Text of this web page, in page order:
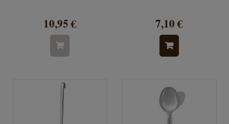
10,95 € 7,10 €